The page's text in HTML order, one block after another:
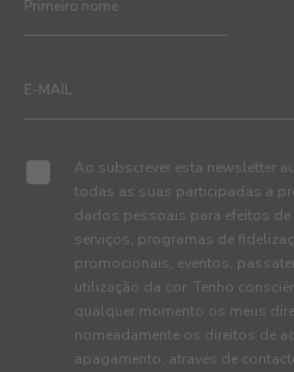
Ao subscrever esta newsletter
todas as suas participadas a
dados pessoais para efeitos
serviços, programas de
promocionais, eventos,
utilização da cor. Tenho
qualquer momento os meus
nomeadamente os direitos de
apagamento, através de